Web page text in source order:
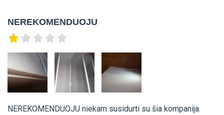
NEREKOMENDUOJU
NEREKOMENDUOJU niekam susidurti su šia kompanija.